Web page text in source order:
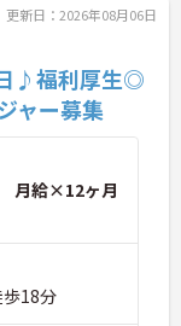
ォ
者
持
リ
日
ま
更新日：2026年08月06日
日♪福利厚生◎
ャー募集
月給×12ヶ月
18分